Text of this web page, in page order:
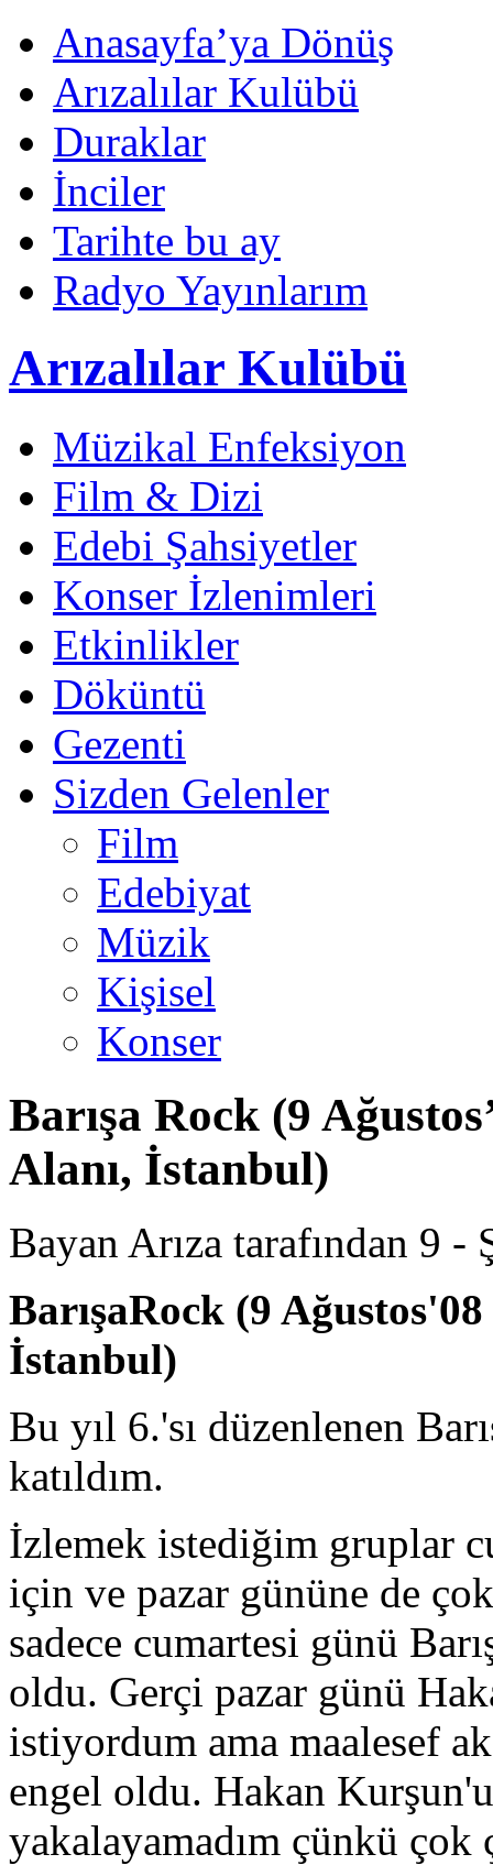
Anasayfa’ya Dönüş
Arızalılar Kulübü
Duraklar
İnciler
Tarihte bu ay
Radyo Yayınlarım
Arızalılar Kulübü
Müzikal Enfeksiyon
Film & Dizi
Edebi Şahsiyetler
Konser İzlenimleri
Etkinlikler
Döküntü
Gezenti
Sizden Gelenler
Film
Edebiyat
Müzik
Kişisel
Konser
Barışa Rock (9
Alanı, İstanbul)
Bayan Arıza tarafından 9 -
BarışaRock (9
İstanbul)
Bu yıl 6.'sı düzenlenen
katıldım.
İzlemek istediğim gruplar
için ve pazar gününe de
sadece cumartesi günü
oldu. Gerçi pazar günü
istiyordum ama maalesef
engel oldu. Hakan
yakalayamadım çünkü